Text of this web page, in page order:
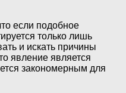
если подобное
только лишь
и искать причины
явление является
закономерным для